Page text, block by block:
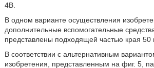
4В.
В одном варианте осуществления
дополнительные вспомогательные
представлены подходящей частью края 50
В соответствии с альтернативным
изобретения, представленным на фиг. 5,